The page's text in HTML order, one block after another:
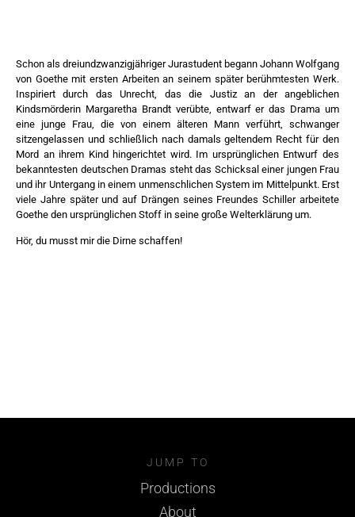
Schon als dreiundzwanzigjähriger Jurastudent begann Johann Wolfgang
von Goethe mit ersten Arbeiten an seinem später berühmtesten Werk.
Inspiriert durch das Unrecht, das die Justiz an der angeblichen
Kindsmörderin Margaretha Brandt verübte, entwarf er das Drama um
eine junge Frau, die von einem älteren Mann verführt, schwanger
sitzengelassen und schließlich nach damals geltendem Recht für den
Mord an ihrem Kind hingerichtet wird. Im ursprünglichen Entwurf des
bekanntesten deutschen Dramas steht das Schicksal einer jungen Frau
und ihr Untergang in einem unmenschlichen System im Mittelpunkt. Erst
viele Jahre später und auf Drängen seines Freundes Schiller arbeitete
Goethe den ursprünglichen Stoff in seine große Welterklärung um.
Hör, du musst mir die Dirne schaffen!
JUMP TO
Productions
About